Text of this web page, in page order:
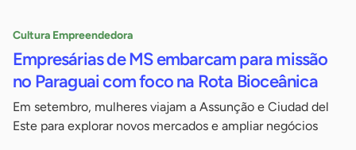
Cultura Empreendedora
Empresárias de MS embarcam para missão
no Paraguai com foco na Rota Bioceânica
Em setembro, mulheres viajam a Assunção e Ciudad del
Este para explorar novos mercados e ampliar negócios